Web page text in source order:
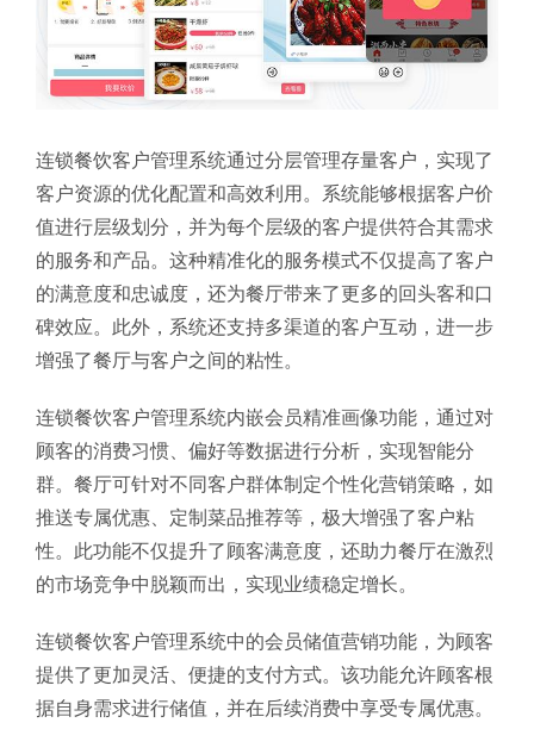
连锁餐饮客户管理系统通过分层管理存量客户，实现了
客户资源的优化配置和高效利用。系统能够根据客户价
值进行层级划分，并为每个层级的客户提供符合其需求
的服务和产品。这种精准化的服务模式不仅提高了客户
的满意度和忠诚度，还为餐厅带来了更多的回头客和口
碑效应。此外，系统还支持多渠道的客户互动，进一步
增强了餐厅与客户之间的粘性。
连锁餐饮客户管理系统内嵌会员精准画像功能，通过对
顾客的消费习惯、偏好等数据进行分析，实现智能分
群。餐厅可针对不同客户群体制定个性化营销策略，如
推送专属优惠、定制菜品推荐等，极大增强了客户粘
性。此功能不仅提升了顾客满意度，还助力餐厅在激烈
的市场竞争中脱颖而出，实现业绩稳定增长。
连锁餐饮客户管理系统中的会员储值营销功能，为顾客
提供了更加灵活、便捷的支付方式。该功能允许顾客根
据自身需求进行储值，并在后续消费中享受专属优惠。